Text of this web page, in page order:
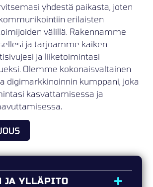
yhdestä paikasta, joten
erilaisten
välillä. Rakennamme
ja tarjoamme kaiken
ja liiketoimintasi
Olemme kokonaisvaltainen
digimarkkinoinnin kumppani, joka
kasvattamisessa ja
JA YLLÄPITO